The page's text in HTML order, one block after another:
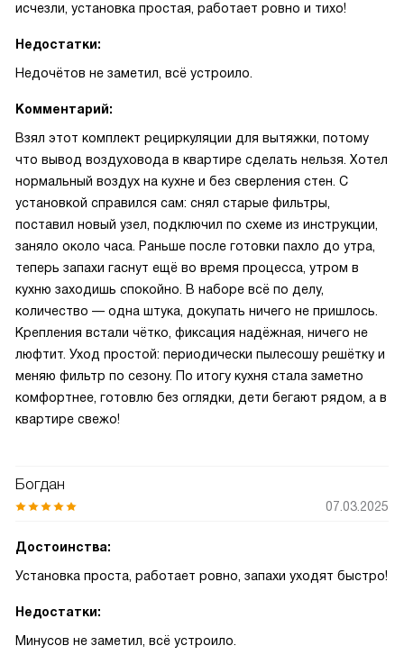
исчезли, установка простая, работает ровно и тихо!
Недостатки:
Недочётов не заметил, всё устроило.
Комментарий:
Взял этот комплект рециркуляции для вытяжки, потому
что вывод воздуховода в квартире сделать нельзя. Хотел
нормальный воздух на кухне и без сверления стен. С
установкой справился сам: снял старые фильтры,
поставил новый узел, подключил по схеме из инструкции,
заняло около часа. Раньше после готовки пахло до утра,
теперь запахи гаснут ещё во время процесса, утром в
кухню заходишь спокойно. В наборе всё по делу,
количество — одна штука, докупать ничего не пришлось.
Крепления встали чётко, фиксация надёжная, ничего не
люфтит. Уход простой: периодически пылесошу решётку и
меняю фильтр по сезону. По итогу кухня стала заметно
комфортнее, готовлю без оглядки, дети бегают рядом, а в
квартире свежо!
Богдан
07.03.2025
Достоинства:
Установка проста, работает ровно, запахи уходят быстро!
Недостатки:
Минусов не заметил, всё устроило.